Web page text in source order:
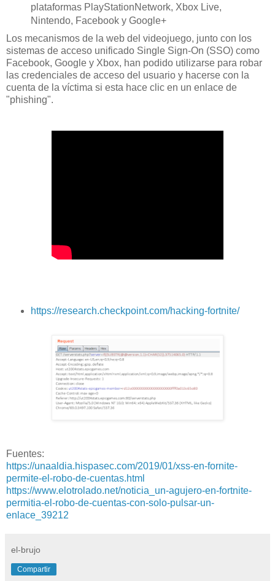
plataformas PlayStationNetwork, Xbox Live,
Nintendo, Facebook y Google+
Los mecanismos de la web del videojuego, junto con los
sistemas de acceso unificado Single Sign-On (SSO) como
Facebook, Google y Xbox, han podido utilizarse para robar
las credenciales de acceso del usuario y hacerse con la
cuenta de la víctima si esta hace clic en un enlace de
"phishing".
https://research.checkpoint.com/hacking-fortnite/
Fuentes:
https://unaaldia.hispasec.com/2019/01/xss-en-fornite-
permite-el-robo-de-cuentas.html
https://www.elotrolado.net/noticia_un-agujero-en-fortnite-
permitia-el-robo-de-cuentas-con-solo-pulsar-un-
enlace_39212
el-brujo
Compartir